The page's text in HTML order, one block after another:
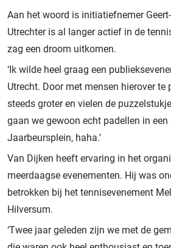
Aan het woord is initiatiefnemer
Utrechter is al langer actief in de
zag een droom uitkomen.
‘Ik wilde heel graag een
Utrecht. Door met mensen hierover te
steeds groter en vielen de
gaan we gewoon echt padellen in
Jaarbeursplein, haha.’
Van Dijken heeft ervaring in het
meerdaagse evenementen. Hij was
betrokken bij het tennisevenement
Hilversum.
‘Twee jaar geleden zijn we met de